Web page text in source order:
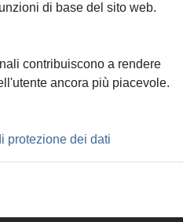
Pinza a pressare G 20*
Il
di base del sito web.
contribuiscono a rendere
ancora più piacevole.
protezione dei dati